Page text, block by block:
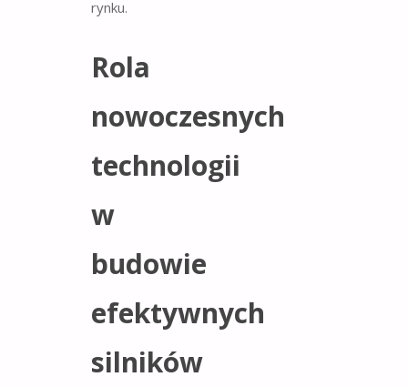
rynku.
Rola
nowoczesnych
technologii
w
budowie
efektywnych
silników